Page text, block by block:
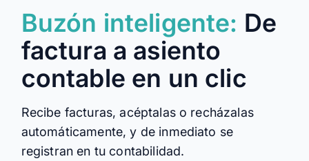
Soy Contador
Soluciones
MÁS SOLUCIONES PARA TU NEGOCIO
Contabilidad y Facturación
POS
Buzón inteligente: De
factura a asiento
contable en un clic
Recibe facturas, acéptalas o recházalas
automáticamente, y de inmediato se
registran en tu contabilidad.